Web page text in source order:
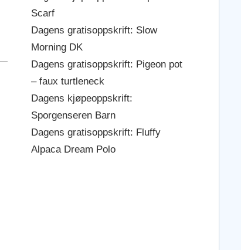
Scarf
Dagens gratisoppskrift: Slow
Morning DK
Dagens gratisoppskrift: Pigeon pot
– faux turtleneck
Dagens kjøpeoppskrift:
Sporgenseren Barn
Dagens gratisoppskrift: Fluffy
Alpaca Dream Polo